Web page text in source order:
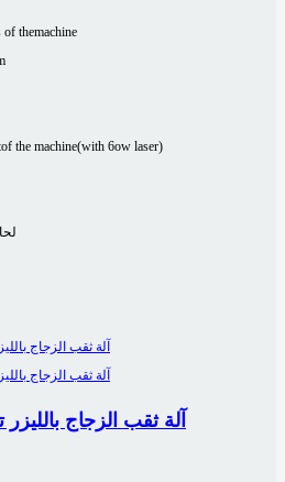
themachine
the machine(with 6ow laser)
آلة ثقب الزجاج